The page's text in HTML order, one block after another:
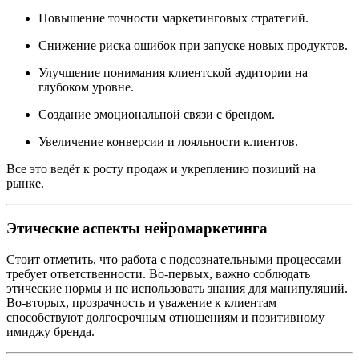
Повышение точности маркетинговых стратегий.
Снижение риска ошибок при запуске новых продуктов.
Улучшение понимания клиентской аудитории на
глубоком уровне.
Создание эмоциональной связи с брендом.
Увеличение конверсии и лояльности клиентов.
Все это ведёт к росту продаж и укреплению позиций на
рынке.
Этические аспекты нейромаркетинга
Стоит отметить, что работа с подсознательными процессами
требует ответственности. Во-первых, важно соблюдать
этические нормы и не использовать знания для манипуляций.
Во-вторых, прозрачность и уважение к клиентам
способствуют долгосрочным отношениям и позитивному
имиджу бренда.